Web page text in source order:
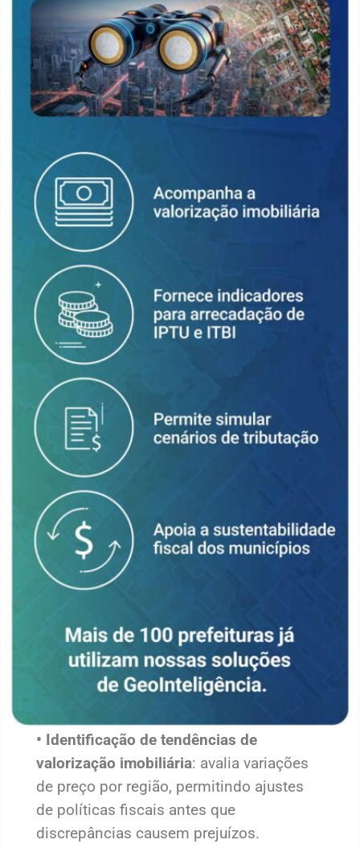
• Identificação de tendências de
valorização imobiliária: avalia variações
de preço por região, permitindo ajustes
de políticas fiscais antes que
discrepâncias causem prejuízos.